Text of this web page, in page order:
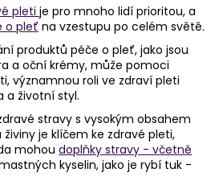
pleti je pro mnoho lidí prioritou, a
o pleť na vzestupu po celém světě.
produktů péče o pleť, jako jsou
a oční krémy, může pomoci
významnou roli ve zdraví pleti
a životní styl.
stravy s vysokým obsahem
je klíčem ke zdravé pleti,
mohou doplňky stravy - včetně
kyselin, jako je rybí tuk -